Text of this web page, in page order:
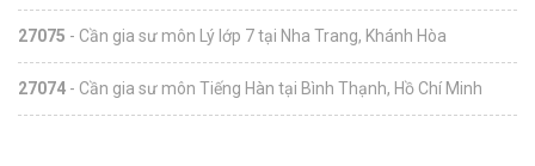
27075 - Cần gia sư môn Lý lớp 7 tại Nha Trang, Khánh Hòa
27074 - Cần gia sư môn Tiếng Hàn tại Bình Thạnh, Hồ Chí Minh